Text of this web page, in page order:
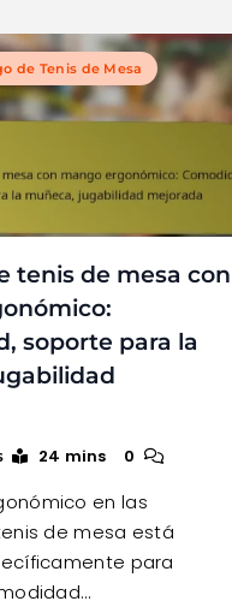
de Tenis de Mesa
tenis de mesa con
soporte para la
24 mins 0
en las
de mesa está
para